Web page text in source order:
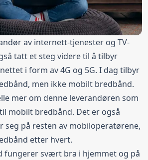
av internett-tjenester og TV-
tatt et steg videre til å tilbyr
i form av 4G og 5G. I dag tilbyr
men ikke mobilt bredbånd.
mer om denne leverandøren som
mobilt bredbånd. Det er også
seg på resten av mobiloperatørene,
etter hvert.
fungerer svært bra i hjemmet og på